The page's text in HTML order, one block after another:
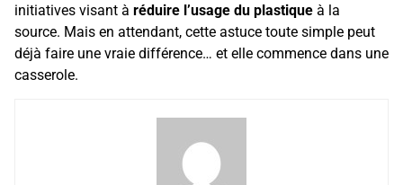
initiatives visant à réduire l’usage du plastique à la
source. Mais en attendant, cette astuce toute simple peut
déjà faire une vraie différence… et elle commence dans une
casserole.